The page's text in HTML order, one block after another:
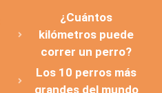
¿Cuántos
kilómetros puede
correr un perro?
Los 10 perros más
grandes del mundo